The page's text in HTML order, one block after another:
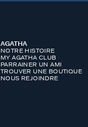
AGATHA
NOTRE HISTOIRE
MY AGATHA CLUB
PARRAINER UN AMI
TROUVER UNE BOUTIQUE
NOUS REJOINDRE